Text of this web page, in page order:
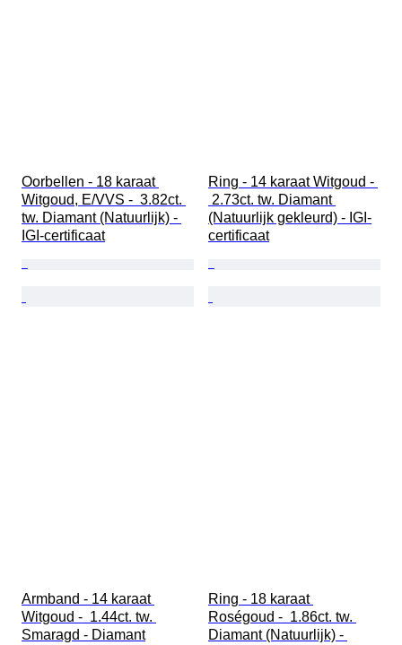
Oorbellen - 18 karaat
Witgoud, E/VVS -  3.82ct.
tw. Diamant (Natuurlijk) -
IGI-certificaat
Ring - 14 karaat Witgoud -
2.73ct. tw. Diamant
(Natuurlijk gekleurd) - IGI-
certificaat
Armband - 14 karaat
Witgoud -  1.44ct. tw.
Smaragd - Diamant
Ring - 18 karaat
Roségoud -  1.86ct. tw.
Diamant (Natuurlijk) -